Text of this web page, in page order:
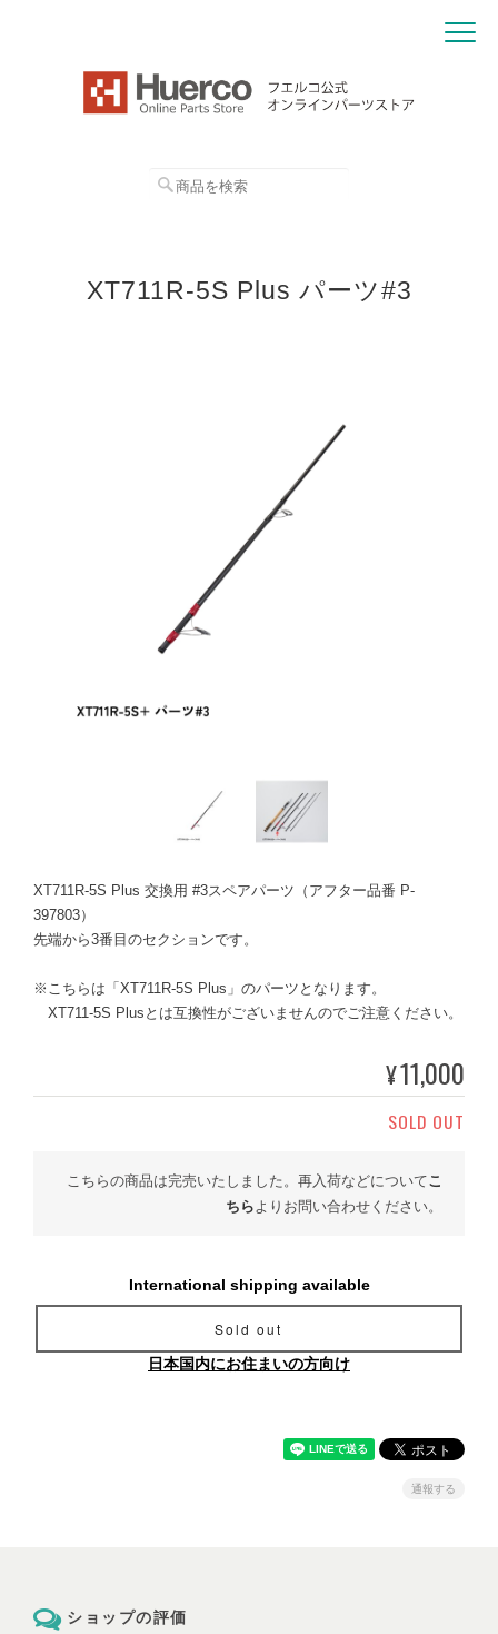
XT711R-5S Plus パーツ#3
XT711R-5S Plus 交換用 #3スペアパーツ（アフター品番 P-
397803）
先端から3番目のセクションです。
※こちらは「XT711R-5S Plus」のパーツとなります。
XT711-5S Plusとは互換性がございませんのでご注意ください。
¥11,000
SOLD OUT
こちらの商品は完売いたしました。再入荷などについてこ
ちらよりお問い合わせください。
International shipping available
Sold out
日本国内にお住まいの方向け
通報する
ショップの評価